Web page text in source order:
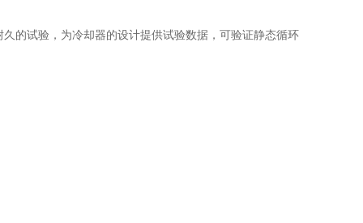
的试验，为冷却器的设计提供试验数据，可验证静态循环